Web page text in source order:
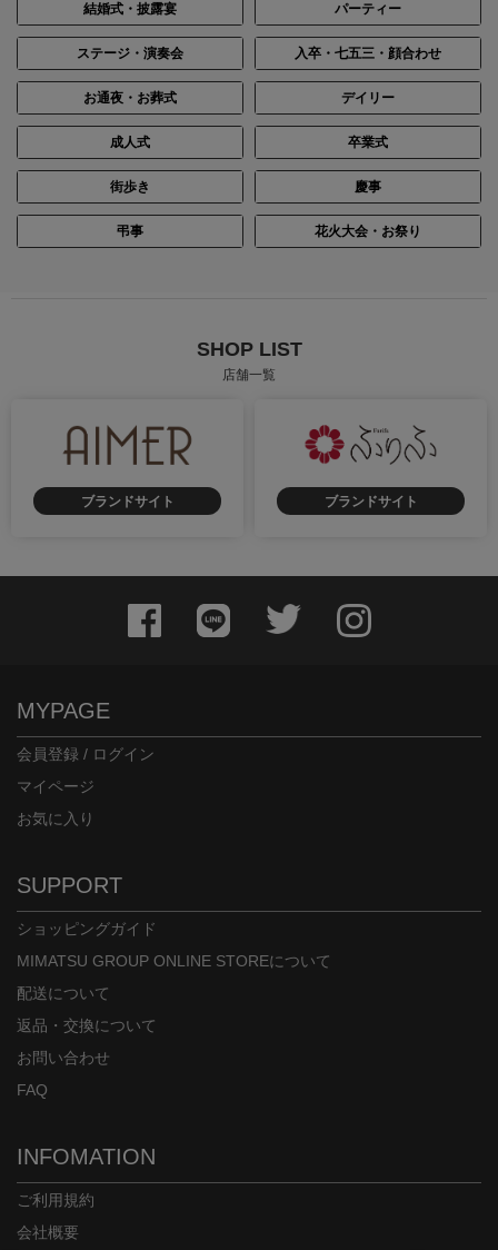
結婚式・披露宴 パーティー
ステージ・演奏会 入卒・七五三・顔合わせ
お通夜・お葬式 デイリー
成人式 卒業式
街歩き 慶事
弔事 花火大会・お祭り
SHOP LIST
店舗一覧
ブランドサイト ブランドサイト
MYPAGE
会員登録 / ログイン
マイページ
お気に入り
SUPPORT
ショッピングガイド
MIMATSU GROUP ONLINE STOREについて
配送について
返品・交換について
お問い合わせ
FAQ
INFOMATION
ご利用規約
会社概要